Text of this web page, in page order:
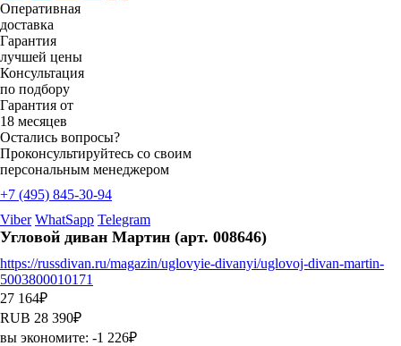
Оперативная
доставка
Гарантия
лучшей цены
Консультация
по подбору
Гарантия от
18 месяцев
Остались вопросы?
Проконсультируйтесь со своим
персональным менеджером
+7 (495) 845-30-94
Viber WhatSapp Telegram
Угловой диван Мартин (арт. 008646)
https://russdivan.ru/magazin/uglovyie-divanyi/uglovoj-divan-martin-
5003800010171
27 164₽
RUB 28 390₽
вы экономите: -1 226₽